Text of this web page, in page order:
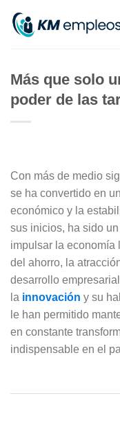
Más que solo
poder de las
Con más de medio
se ha convertido en
económico y la
sus inicios, ha sido
impulsar la economía
del ahorro, la
desarrollo
la innovación y su
le han permitido
en constante
indispensable en el